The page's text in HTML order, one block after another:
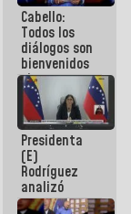
encuentro
presencial
para el
diálogo
Cabello:
Todos los
diálogos son
bienvenidos
siempre que
estén en el
marco de la
Constitución
de la
República
Presidenta
(E)
Rodríguez
analizó
junto a